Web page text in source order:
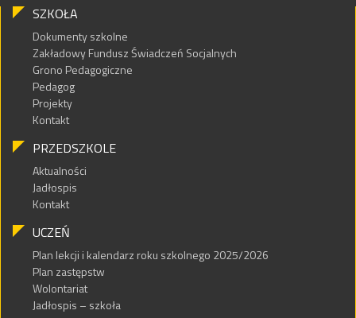
SZKOŁA
Dokumenty szkolne
Zakładowy Fundusz Świadczeń Socjalnych
Grono Pedagogiczne
Pedagog
Projekty
Kontakt
PRZEDSZKOLE
Aktualności
Jadłospis
Kontakt
UCZEŃ
Plan lekcji i kalendarz roku szkolnego 2025/2026
Plan zastępstw
Wolontariat
Jadłospis – szkoła